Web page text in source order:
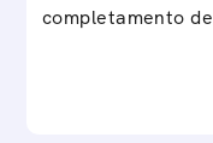
completamento